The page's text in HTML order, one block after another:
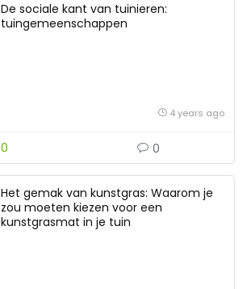
De sociale kant van tuinieren:
tuingemeenschappen
4 years ago
0 0
Het gemak van kunstgras: Waarom je
zou moeten kiezen voor een
kunstgrasmat in je tuin